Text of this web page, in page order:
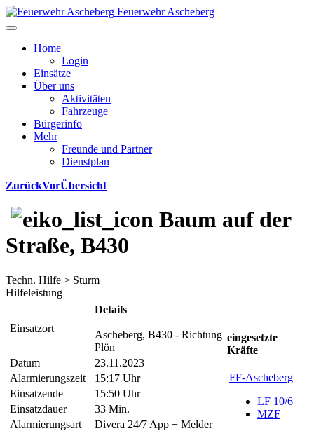
Feuerwehr Ascheberg
Home
Login
Einsätze
Über uns
Aktivitäten
Fahrzeuge
Bürgerinfo
Mehr
Freunde und Partner
Dienstplan
ZurückVorÜbersicht
Baum auf der
Straße, B430
Techn. Hilfe > Sturm
Hilfeleistung
Einsatzort
Details
Ascheberg, B430 - Richtung
Plön
Datum
23.11.2023
Alarmierungszeit
15:17 Uhr
Einsatzende
15:50 Uhr
Einsatzdauer
33 Min.
Alarmierungsart
Divera 24/7 App + Melder
eingesetzte
Kräfte
FF-Ascheberg
LF 10/6
MZF